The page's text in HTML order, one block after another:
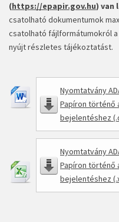
(https://epapir.gov.hu) van
csatolható dokumentumok
csatolható fájlformátumokról a
nyújt részletes tájékoztatást.
Nyomtatvány
Papíron történő
bejelentéshez
Nyomtatvány
Papíron történő
bejelentéshez